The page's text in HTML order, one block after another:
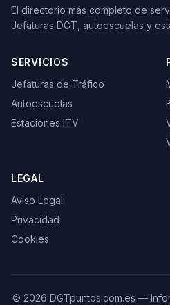
El directorio más completo de
Jefaturas DGT, autoescuelas y
SERVICIOS
Jefaturas de Tráfico
Autoescuelas
Estaciones ITV
LEGAL
Aviso Legal
Privacidad
Cookies
© 2026 DGTpuntos.com.es —